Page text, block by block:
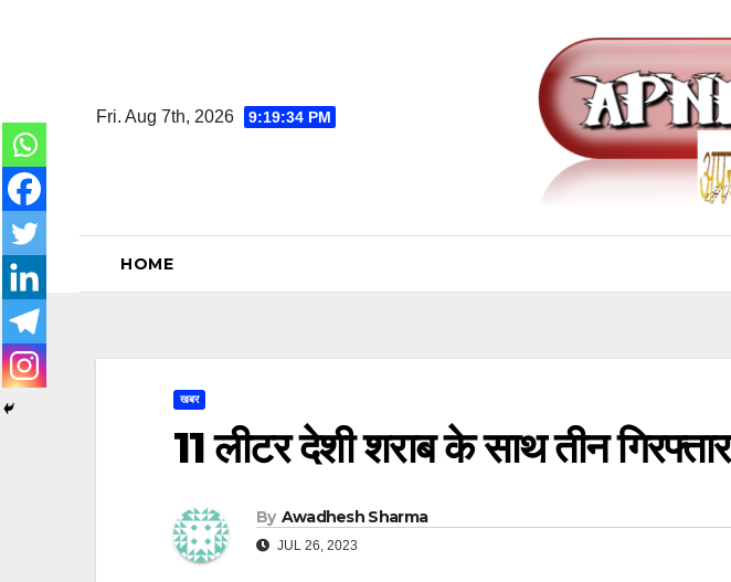
Fri. Aug 7th, 2026
9:19:35 PM
HOME
खबर
11 लीटर देशी शराब के साथ तीन गिरफ्तार
By Awadhesh Sharma
JUL 26, 2023